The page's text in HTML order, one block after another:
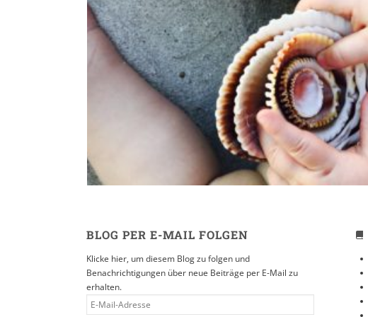
Reisen in der Elternzeit
16. SEPTEMBER 2019
BLOG PER E-MAIL FOLGEN
Klicke hier, um diesem Blog zu folgen und
Benachrichtigungen über neue Beiträge per E-Mail zu
erhalten.
E-